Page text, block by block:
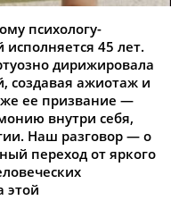
психологу-
45 лет.
дирижировала
создавая ажиотаж и
ее призвание —
внутри себя,
Наш разговор — о
переход от яркого
этой